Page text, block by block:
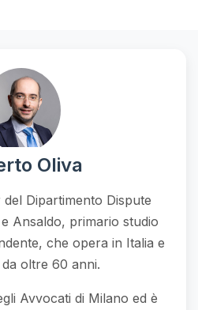
Oliva
Dipartimento Dispute
Ansaldo, primario studio
che opera in Italia e
oltre 60 anni.
Avvocati di Milano ed è